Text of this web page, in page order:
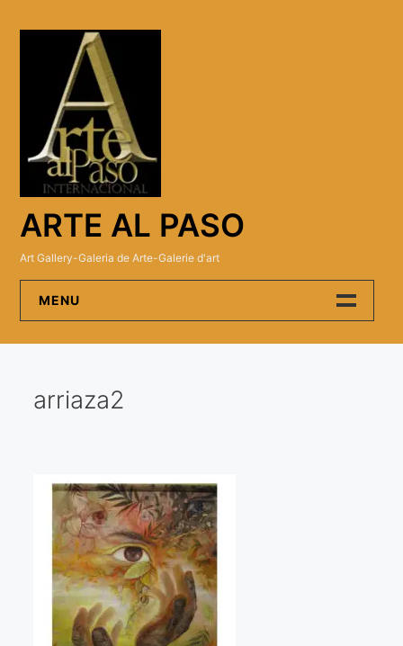
ARTE AL PASO
Art Gallery-Galeria de Arte-Galerie d'art
MENU
Artistas
Presse
Qué dicen de nosotros?
Aviso legal
Política de cookies
arriaza2